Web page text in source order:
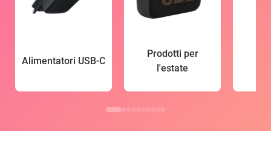
Alimentatori USB-C
Prodotti per
l'estate